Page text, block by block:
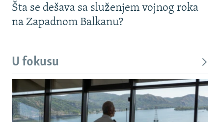
Šta se dešava sa služenjem vojnog roka
na Zapadnom Balkanu?
U fokusu